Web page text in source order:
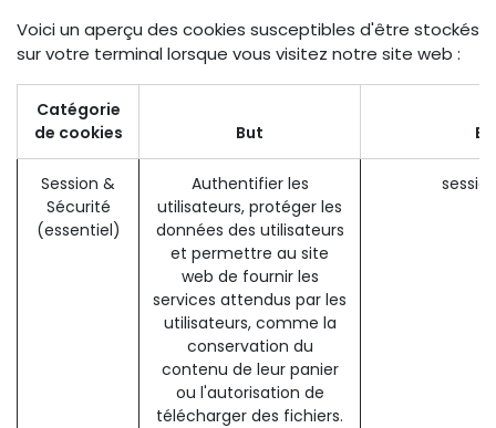
Voici un aperçu des cookies susceptibles d'être stockés
sur votre terminal lorsque vous visitez notre site web :
Catégorie
de cookies
But
Session &
Sécurité
(essentiel)
Authentifier les
utilisateurs, protéger les
données des utilisateurs
et permettre au site
web de fournir les
services attendus par les
utilisateurs, comme la
conservation du
contenu de leur panier
ou l'autorisation de
télécharger des fichiers.